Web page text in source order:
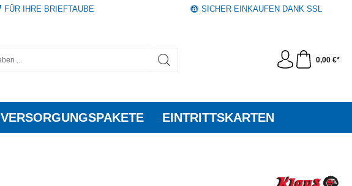
FÜR IHRE BRIEFTAUBE SICHER EINKAUFEN DANK SSL
0,00 €*
VERSORGUNGSPAKETE EINTRITTSKARTEN